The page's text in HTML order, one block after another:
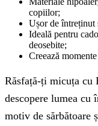
copiilor;
Ușor de întreținut
Ideală pentru
deosebite;
Creează
Răsfață-ți micuța cu
descopere lumea cu
motiv de sărbătoare